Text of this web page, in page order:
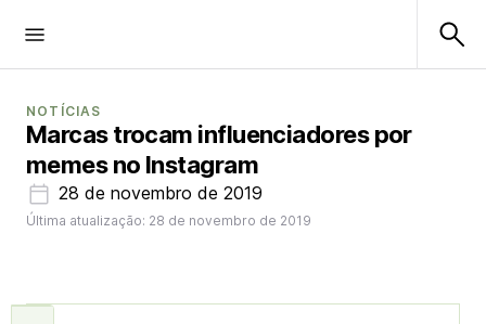
NOTÍCIAS
Marcas trocam influenciadores por
memes no Instagram
28 de novembro de 2019
Última atualização: 28 de novembro de 2019